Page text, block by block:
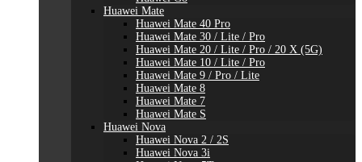
Huawei Mate
Huawei Mate 40 Pro
Huawei Mate 30 / Lite / Pro
Huawei Mate 20 / Lite / Pro / 20 X (5G)
Huawei Mate 10 / Lite / Pro
Huawei Mate 9 / Pro / Lite
Huawei Mate 8
Huawei Mate 7
Huawei Mate S
Huawei Nova
Huawei Nova 2 / 2S
Huawei Nova 3i